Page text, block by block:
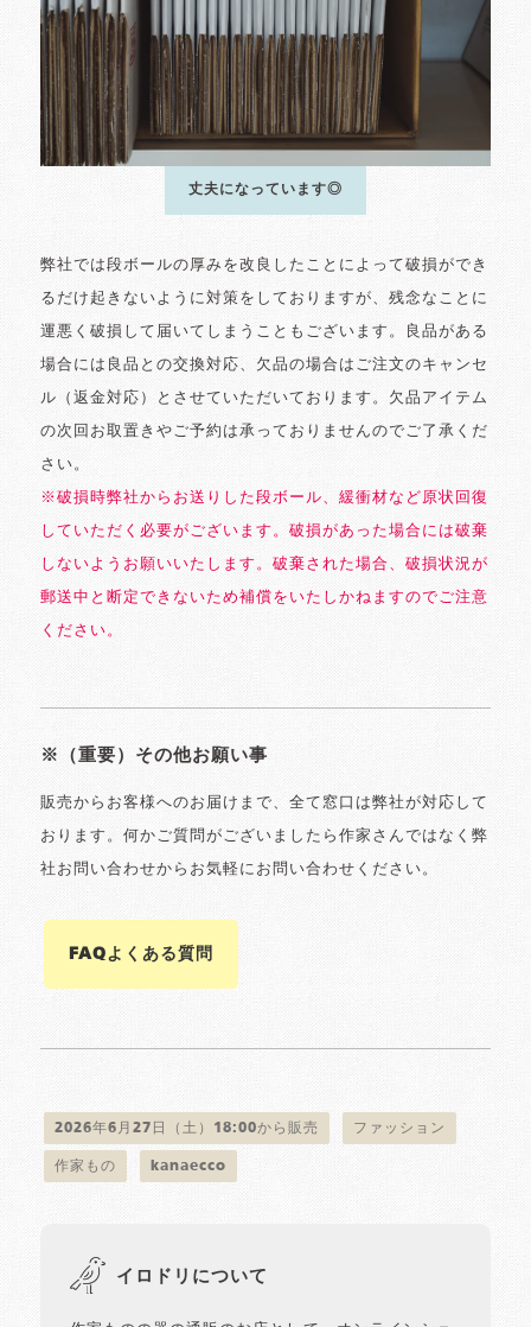
丈夫になっています◎
弊社では段ボールの厚みを改良したことによって破損ができ
るだけ起きないように対策をしておりますが、残念なことに
運悪く破損して届いてしまうこともございます。良品がある
場合には良品との交換対応、欠品の場合はご注文のキャンセ
ル（返金対応）とさせていただいております。欠品アイテム
の次回お取置きやご予約は承っておりませんのでご了承くだ
さい。
※破損時弊社からお送りした段ボール、緩衝材など原状回復
していただく必要がございます。破損があった場合には破棄
しないようお願いいたします。破棄された場合、破損状況が
郵送中と断定できないため補償をいたしかねますのでご注意
ください。
※（重要）その他お願い事
販売からお客様へのお届けまで、全て窓口は弊社が対応して
おります。何かご質問がございましたら作家さんではなく弊
社お問い合わせからお気軽にお問い合わせください。
FAQよくある質問
2026年6月27日（土）18:00から販売 ファッション
作家もの kanaecco
イロドリについて